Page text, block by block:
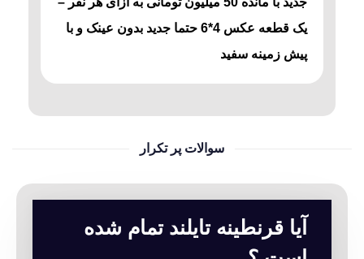
یک قطعه عکس 4*6 حتما جدید بدون عینک و با
پیش زمینه سفید
سوالات پر تکرار
آیا قرنطینه تایلند تمام شده